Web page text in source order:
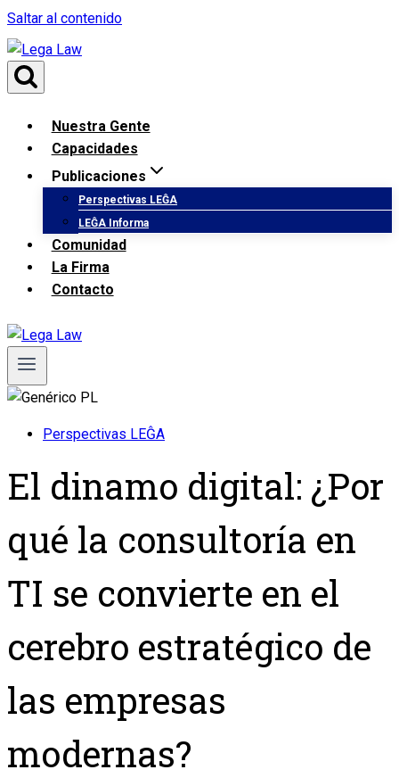
Saltar al contenido
Nuestra Gente
Capacidades
Publicaciones
Perspectivas LEĜA
LEĜA Informa
Comunidad
La Firma
Contacto
Perspectivas LEĜA
El dinamo digital: ¿Por
qué la consultoría en
TI se convierte en el
cerebro estratégico de
las empresas
modernas?